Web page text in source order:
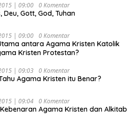
| 09:00 0 Komentar
Deu, Gott, God, Tuhan
| 09:00 0 Komentar
antara Agama Kristen Katolik
Kristen Protestan?
| 09:03 0 Komentar
Agama Kristen itu Benar?
| 09:04 0 Komentar
Agama Kristen dan Alkitab